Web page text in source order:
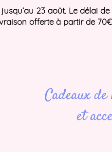
jusqu’au 23 août. Le délai
offerte à partir de
Cadeaux
et